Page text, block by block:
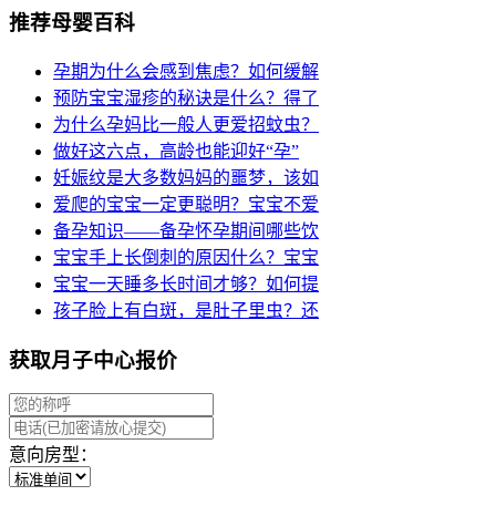
推荐母婴百科
孕期为什么会感到焦虑？如何缓解
预防宝宝湿疹的秘诀是什么？得了
为什么孕妈比一般人更爱招蚊虫？
做好这六点，高龄也能迎好“孕”
妊娠纹是大多数妈妈的噩梦，该如
爱爬的宝宝一定更聪明？宝宝不爱
备孕知识——备孕怀孕期间哪些饮
宝宝手上长倒刺的原因什么？宝宝
宝宝一天睡多长时间才够？如何提
孩子脸上有白斑，是肚子里虫？还
获取月子中心报价
意向房型：